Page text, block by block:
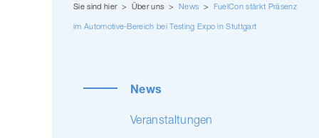
Sie sind hier > Über uns > News > FuelCon stärkt Präsenz
im Automotive-​Bereich bei Testing Expo in Stuttgart
News
Veran­stal­tungen